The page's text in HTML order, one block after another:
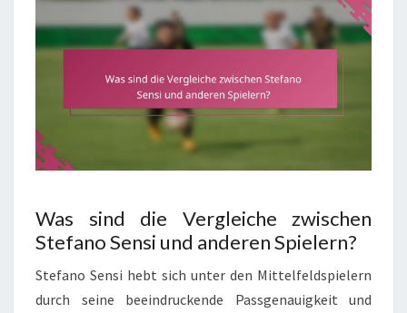
Was sind die Vergleiche zwischen
Stefano Sensi und anderen Spielern?
Stefano Sensi hebt sich unter den Mittelfeldspielern
durch seine beeindruckende Passgenauigkeit und